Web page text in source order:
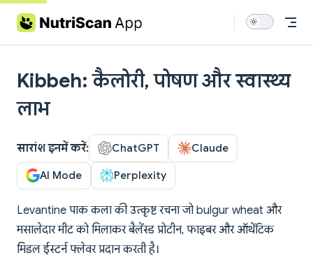
Skip to content
Kibbeh: कैलोरी, पोषण और स्वास्थ्य
लाभ
सारांश इनमें करें: ChatGPT Claude
AI Mode Perplexity
Levantine पाक कला की उत्कृष्ट रचना जो bulgur wheat और
मसालेदार मीट को मिलाकर बैलेंस्ड प्रोटीन, फाइबर और ऑथेंटिक
मिडल ईस्टर्न फ्लेवर प्रदान करती है।